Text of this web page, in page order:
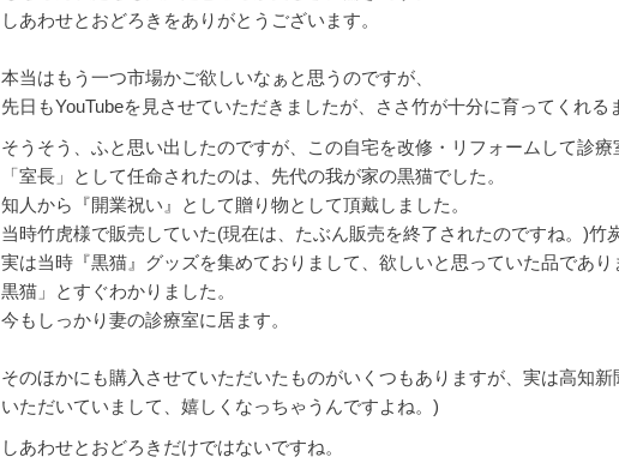
しあわせとおどろきをありがとうございます。
本当はもう一つ市場かご欲しいなぁと思うのですが、
先日もYouTubeを見させていただきましたが、ささ竹が十分に育ってくれる
そうそう、ふと思い出したのですが、この自宅を改修・リフォームして診
「室長」として任命されたのは、先代の我が家の黒猫でした。
知人から『開業祝い』として贈り物として頂戴しました。
当時竹虎様で販売していた(現在は、たぶん販売を終了されたのですね。)竹
実は当時『黒猫』グッズを集めておりまして、欲しいと思っていた品であ
黒猫」とすぐわかりました。
今もしっかり妻の診療室に居ます。
そのほかにも購入させていただいたものがいくつもありますが、実は高知
いただいていまして、嬉しくなっちゃうんですよね。)
しあわせとおどろきだけではないですね。